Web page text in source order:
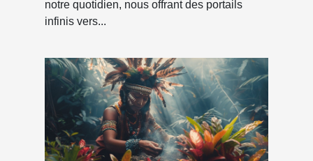
votre vision
notre quotidien, nous offrant des portails
infinis vers...